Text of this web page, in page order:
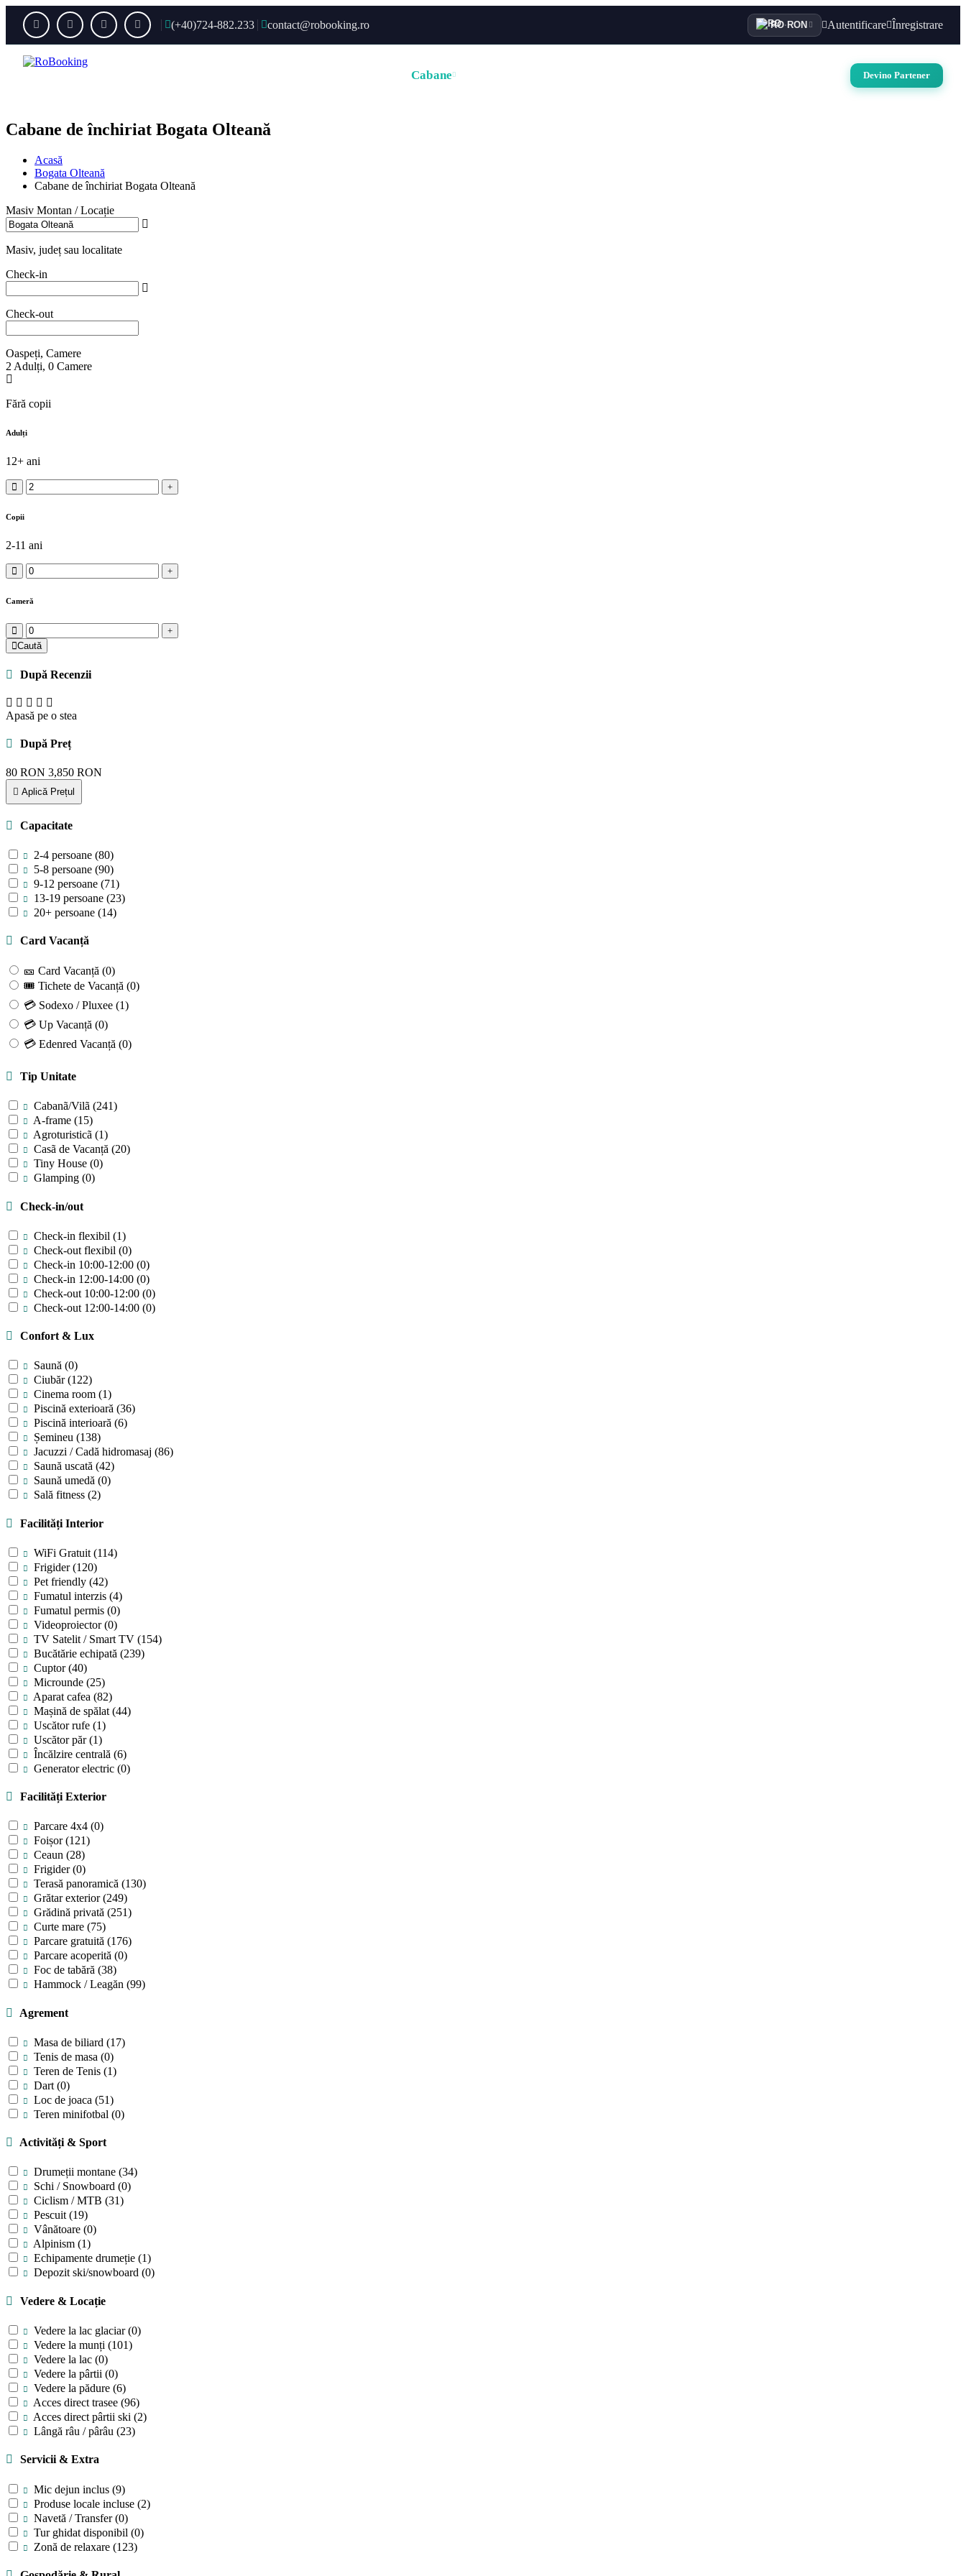
(+40)724-882.233 contact@robooking.ro RO· RON Autentificare Înregistrare
Cabane Devino Partener
Cabane de închiriat Bogata Olteană
Acasă
Bogata Olteană
Cabane de închiriat Bogata Olteană
Masiv Montan / Locație
Masiv, județ sau localitate
Check-in
Check-out
Oaspeți, Camere
2 Adulți, 0 Camere
Fără copii
Adulți
12+ ani
Copii
2-11 ani
Cameră
Caută
După Recenzii
Apasă pe o stea
După Preț
80 RON 3,850 RON
Aplică Prețul
Capacitate
2-4 persoane (80)
5-8 persoane (90)
9-12 persoane (71)
13-19 persoane (23)
20+ persoane (14)
Card Vacanță
🎫 Card Vacanță (0)
🎟 Tichete de Vacanță (0)
💳 Sodexo / Pluxee (1)
💳 Up Vacanță (0)
💳 Edenred Vacanță (0)
Tip Unitate
Cabanã/Vilã (241)
A-frame (15)
Agroturisticã (1)
Casã de Vacanță (20)
Tiny House (0)
Glamping (0)
Check-in/out
Check-in flexibil (1)
Check-out flexibil (0)
Check-in 10:00-12:00 (0)
Check-in 12:00-14:00 (0)
Check-out 10:00-12:00 (0)
Check-out 12:00-14:00 (0)
Confort & Lux
Saună (0)
Ciubăr(122)
Cinema room (1)
Piscină exterioară (36)
Piscină interioară (6)
Șemineu (138)
Jacuzzi / Cadă hidromasaj (86)
Saună uscată (42)
Saună umedă (0)
Sală fitness (2)
Facilități Interior
WiFi Gratuit (114)
Frigider(120)
Pet friendly (42)
Fumatul interzis (4)
Fumatul permis (0)
Videoproiector(0)
TV Satelit / Smart TV (154)
Bucătărie echipată (239)
Cuptor(40)
Microunde (25)
Aparat cafea (82)
Mașină de spălat (44)
Uscător rufe (1)
Uscător păr(1)
Încălzire centrală (6)
Generator electric (0)
Facilități Exterior
Parcare 4x4 (0)
Foișor(121)
Ceaun (28)
Frigider(0)
Terasă panoramică (130)
Grătar exterior(249)
Grădină privată (251)
Curte mare (75)
Parcare gratuită (176)
Parcare acoperită (0)
Foc de tabără (38)
Hammock / Leagăn (99)
Agrement
Masa de biliard (17)
Tenis de masa (0)
Teren de Tenis (1)
Dart (0)
Loc de joaca (51)
Teren minifotbal (0)
Activități & Sport
Drumeții montane (34)
Schi / Snowboard (0)
Ciclism / MTB (31)
Pescuit(19)
Vânătoare (0)
Alpinism (1)
Echipamente drumeție (1)
Depozit ski/snowboard (0)
Vedere & Locație
Vedere la lac glaciar(0)
Vedere la munți (101)
Vedere la lac (0)
Vedere la pârtii (0)
Vedere la pădure (6)
Acces direct trasee (96)
Acces direct pârtii ski (2)
Lângă râu / pârâu (23)
Servicii & Extra
Mic dejun inclus (9)
Produse locale incluse (2)
Navetă / Transfer(0)
Tur ghidat disponibil (0)
Zonă de relaxare (123)